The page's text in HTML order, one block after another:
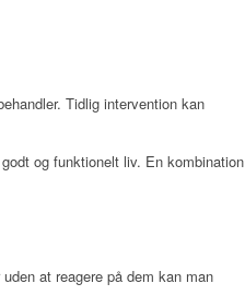
Tidlig intervention kan
og funktionelt liv. En kombination
at reagere på dem kan man